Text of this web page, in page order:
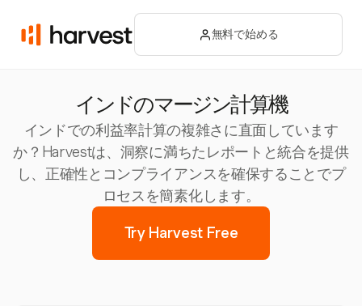
無料で始める
インドのマージン計算機
インドでの利益率計算の複雑さに直面しています
か？Harvestは、洞察に満ちたレポートと統合を提供
し、正確性とコンプライアンスを確保することでプ
ロセスを簡素化します。
Try Harvest Free